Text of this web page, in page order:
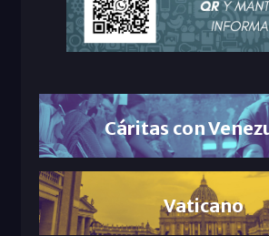
Cáritas con
Vaticano